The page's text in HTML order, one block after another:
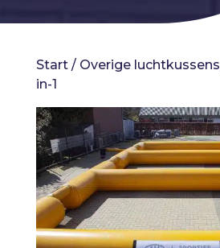
Start/ Overige luchtkussens
in-1